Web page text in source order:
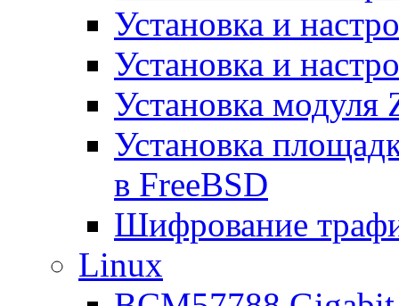
Установка и
Установка и
Установка
Установка
в FreeBSD
Шифрование
Linux